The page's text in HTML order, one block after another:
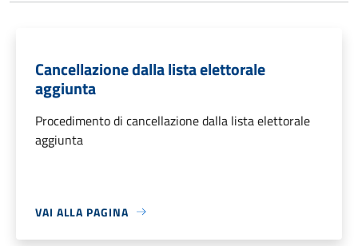
Cancellazione dalla lista elettorale
aggiunta
Procedimento di cancellazione dalla lista elettorale
aggiunta
VAI ALLA PAGINA